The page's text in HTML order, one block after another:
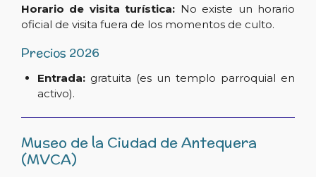
Horario de visita turística: No existe un horario
oficial de visita fuera de los momentos de culto.
Precios 2026
Entrada:gratuita (es un templo parroquial en
activo).
Museo de la Ciudad de Antequera
(MVCA)